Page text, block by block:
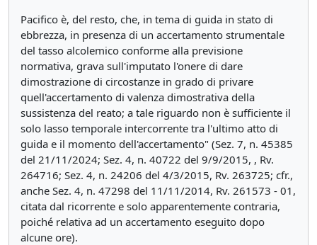
Pacifico è, del resto, che, in tema di guida in stato di
ebbrezza, in presenza di un accertamento strumentale
del tasso alcolemico conforme alla previsione
normativa, grava sull'imputato l'onere di dare
dimostrazione di circostanze in grado di privare
quell'accertamento di valenza dimostrativa della
sussistenza del reato; a tale riguardo non è sufficiente il
solo lasso temporale intercorrente tra l'ultimo atto di
guida e il momento dell'accertamento" (Sez. 7, n. 45385
del 21/11/2024; Sez. 4, n. 40722 del 9/9/2015, , Rv.
264716; Sez. 4, n. 24206 del 4/3/2015, Rv. 263725; cfr.,
anche Sez. 4, n. 47298 del 11/11/2014, Rv. 261573 - 01,
citata dal ricorrente e solo apparentemente contraria,
poiché relativa ad un accertamento eseguito dopo
alcune ore).